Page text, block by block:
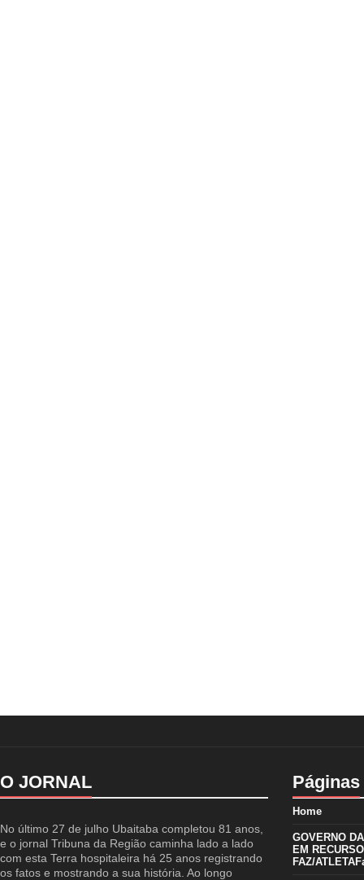
O JORNAL
No último 27 de julho Ubaitaba completou 81 anos,
e o jornal Tribuna da Região caminha lado a lado
com esta Terra hospitaleira há 25 anos registrando
os fatos e mostrando a sua história. Ao longo
Páginas
Home
GOVERNO
EM
FAZ/